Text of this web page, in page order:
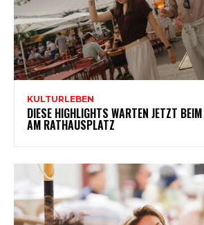
KULTURLEBEN
DIESE HIGHLIGHTS WARTEN JETZT
AM RATHAUSPLATZ